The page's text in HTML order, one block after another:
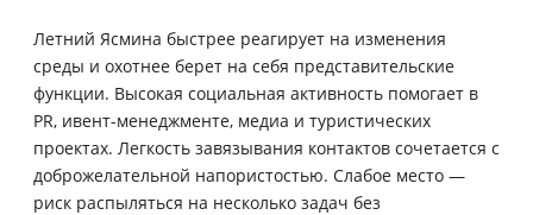
Летний Ясмина быстрее реагирует на изменения
среды и охотнее берет на себя представительские
функции. Высокая социальная активность помогает в
PR, ивент-менеджменте, медиа и туристических
проектах. Легкость завязывания контактов сочетается с
доброжелательной напористостью. Слабое место —
риск распыляться на несколько задач без